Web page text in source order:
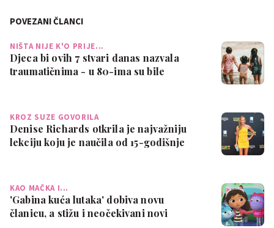
POVEZANI ČLANCI
NIŠTA NIJE K'O PRIJE...
Djeca bi ovih 7 stvari danas nazvala
traumatičnima - u 80-ima su bile
KROZ SUZE GOVORILA
Denise Richards otkrila je najvažniju
lekciju koju je naučila od 15-godišnje
KAO MAČKA I...
'Gabina kuća lutaka' dobiva novu
članicu, a stižu i neočekivani novi